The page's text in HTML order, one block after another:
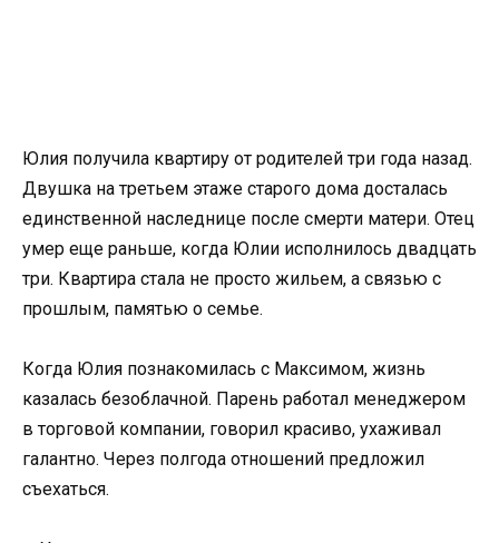
Юлия получила квартиру от родителей три года назад.
Двушка на третьем этаже старого дома досталась
единственной наследнице после смерти матери. Отец
умер еще раньше, когда Юлии исполнилось двадцать
три. Квартира стала не просто жильем, а связью с
прошлым, памятью о семье.
Когда Юлия познакомилась с Максимом, жизнь
казалась безоблачной. Парень работал менеджером
в торговой компании, говорил красиво, ухаживал
галантно. Через полгода отношений предложил
съехаться.